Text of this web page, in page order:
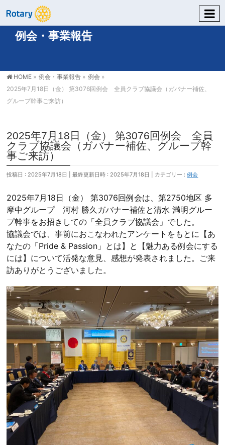
例会・事業報告
HOME » 例会・事業報告 » 例会 »
2025年7月18日（金） 第3076回例会 全員クラブ協議会（ガバナー補佐、
グループ幹事ご来訪）
2025年7月18日（金） 第3076回例会 全員
クラブ協議会（ガバナー補佐、グループ幹
事ご来訪）
投稿日 : 2025年7月18日 最終更新日時 : 2025年7月18日 カテゴリー :例会
2025年7月18日（金） 第3076回例会は、第2750地区 多
摩中グループ 河村 勝久ガバナー補佐と清水 満明グルー
プ幹事をお招きしての「全員クラブ協議会」でした。
協議会では、事前におこなわれたアンケートをもとに【あ
なたの「Pride & Passion」とは】と【魅力ある例会にする
には】について活発な意見、感想が発表されました。ご来
訪ありがとうございました。